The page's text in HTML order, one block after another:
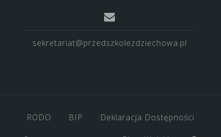
sekretariat@przedszkolezdziechowa.pl
RODO BIP Deklaracja Dostępności